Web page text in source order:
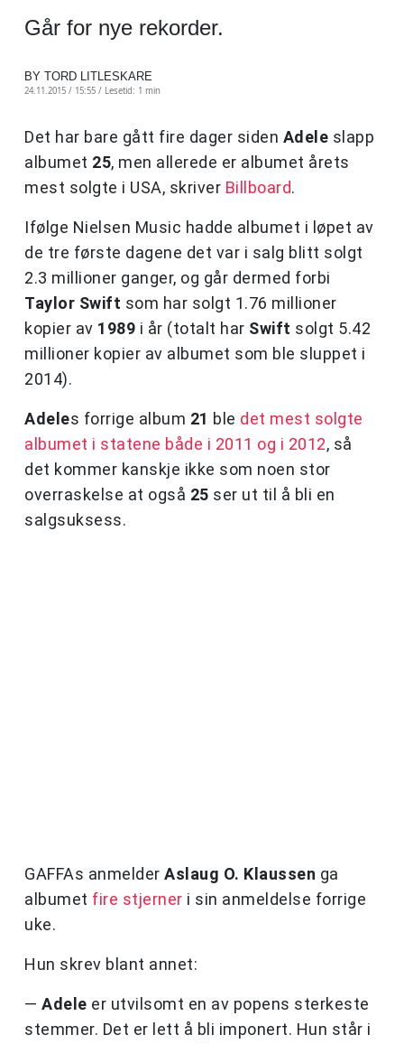
Går for nye rekorder.
BY TORD LITLESKARE
24.11.2015 / 15:55 / Lesetid: 1 min
Det har bare gått fire dager siden Adele slapp
albumet 25, men allerede er albumet årets
mest solgte i USA, skriver Billboard.
Ifølge Nielsen Music hadde albumet i løpet av
de tre første dagene det var i salg blitt solgt
2.3 millioner ganger, og går dermed forbi
Taylor Swift som har solgt 1.76 millioner
kopier av 1989 i år (totalt har Swift solgt 5.42
millioner kopier av albumet som ble sluppet i
2014).
Adeles forrige album 21 ble det mest solgte
albumet i statene både i 2011 og i 2012, så
det kommer kanskje ikke som noen stor
overraskelse at også 25 ser ut til å bli en
salgsuksess.
GAFFAs anmelder Aslaug O. Klaussen ga
albumet fire stjerner i sin anmeldelse forrige
uke.
Hun skrev blant annet:
— Adele er utvilsomt en av popens sterkeste
stemmer. Det er lett å bli imponert. Hun står i